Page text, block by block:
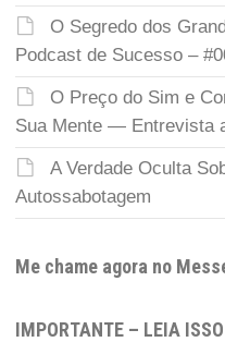
O Segredo dos
Podcast de Sucesso –
O Preço do Sim e
Sua Mente — Entrevista
A Verdade Oculta
Autossabotagem
Me chame agora no
IMPORTANTE – LEIA ISSO